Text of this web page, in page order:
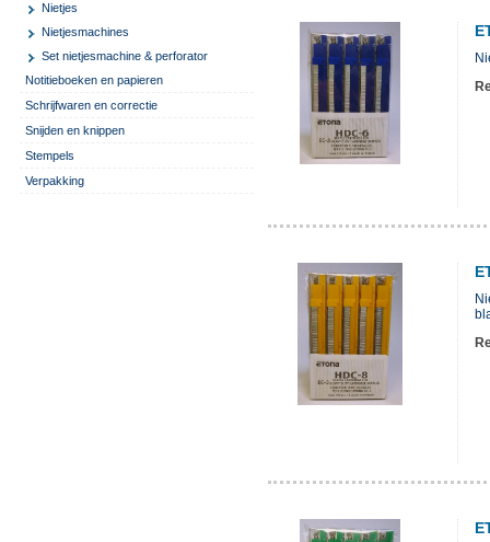
Nietjes
Nietjesmachines
Set nietjesmachine & perforator
Notitieboeken en papieren
Schrijfwaren en correctie
Snijden en knippen
Stempels
Verpakking